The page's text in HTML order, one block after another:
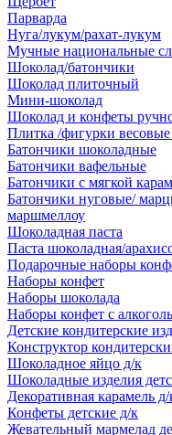
Парварда
Нуга/лукум/рахат-лукум
Мучные национальные
Шоколад/батончики
Шоколад плиточный
Мини-шоколад
Шоколад и конфеты
Плитка /фигурки весовые
Батончики шоколадные
Батончики вафельные
Батончики с мягкой
Батончики нуговые/
маршмеллоу
Шоколадная паста
Паста шоколадная/
Подарочные наборы
Наборы конфет
Наборы шоколада
Наборы конфет с
Детские кондитерские
Конструктор
Шоколадное яйцо д/к
Шоколадные изделия
Декоративная карамель д/
Конфеты детские д/к
Жевательный мармелад